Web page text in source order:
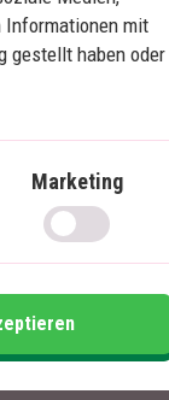
Im Preis
15 Tage
Informationen mit
gestellt haben oder
Marketing